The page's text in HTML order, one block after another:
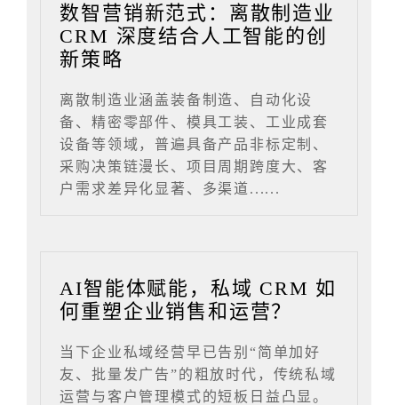
数智营销新范式：离散制造业
CRM 深度结合人工智能的创
新策略
离散制造业涵盖装备制造、自动化设
备、精密零部件、模具工装、工业成套
设备等领域，普遍具备产品非标定制、
采购决策链漫长、项目周期跨度大、客
户需求差异化显著、多渠道......
AI智能体赋能，私域 CRM 如
何重塑企业销售和运营？
当下企业私域经营早已告别“简单加好
友、批量发广告”的粗放时代，传统私域
运营与客户管理模式的短板日益凸显。